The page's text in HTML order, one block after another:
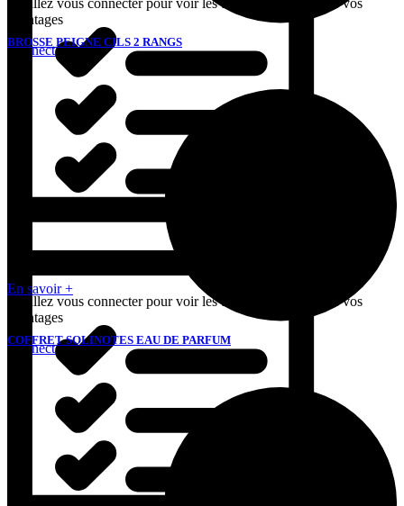
avantages
Connectez-vous
Veuillez vous connecter pour voir les tarifs et bénéficier de vos
avantages
Connectez-vous
BROSSE PEIGNE CILS 2 RANGS
En savoir +
COFFRET SOLINOTES EAU DE PARFUM